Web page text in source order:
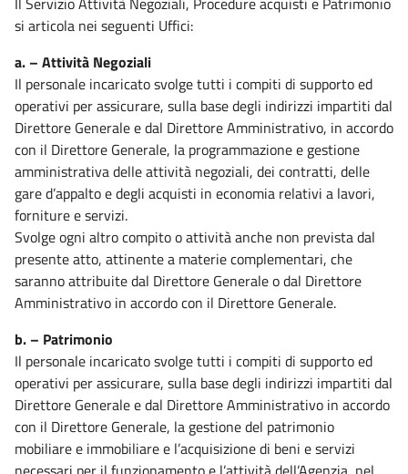
si articola nei seguenti Uffici:
a. – Attività Negoziali
Il personale incaricato svolge tutti i compiti di supporto ed
operativi per assicurare, sulla base degli indirizzi impartiti dal
Direttore Generale e dal Direttore Amministrativo, in accordo
con il Direttore Generale, la programmazione e gestione
amministrativa delle attività negoziali, dei contratti, delle
gare d’appalto e degli acquisti in economia relativi a lavori,
forniture e servizi.
Svolge ogni altro compito o attività anche non prevista dal
presente atto, attinente a materie complementari, che
saranno attribuite dal Direttore Generale o dal Direttore
Amministrativo in accordo con il Direttore Generale.
b. – Patrimonio
Il personale incaricato svolge tutti i compiti di supporto ed
operativi per assicurare, sulla base degli indirizzi impartiti dal
Direttore Generale e dal Direttore Amministrativo in accordo
con il Direttore Generale, la gestione del patrimonio
mobiliare e immobiliare e l’acquisizione di beni e servizi